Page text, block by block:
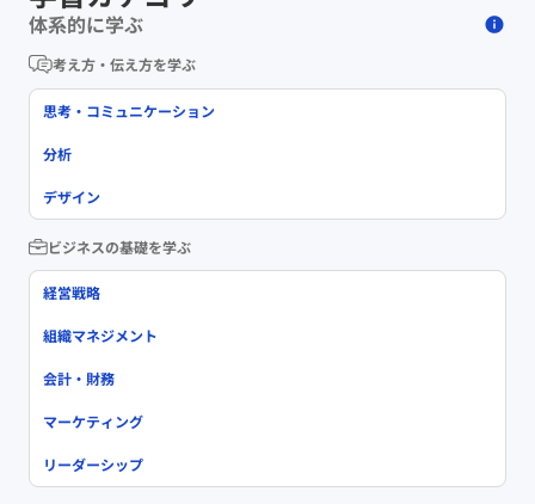
体系的に学ぶ
考え方・伝え方を学ぶ
思考・コミュニケーション
分析
デザイン
ビジネスの基礎を学ぶ
経営戦略
組織マネジメント
会計・財務
マーケティング
リーダーシップ